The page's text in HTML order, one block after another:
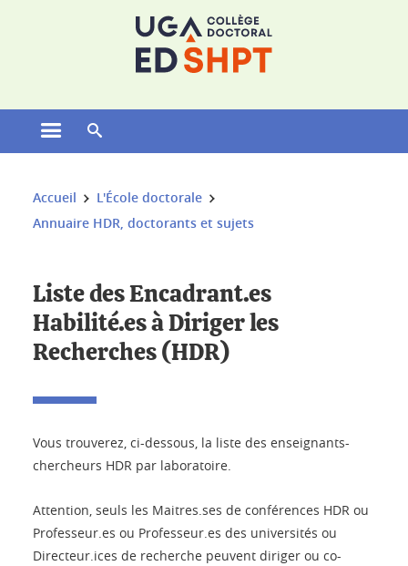
Ouvrir le menu principal
Vous êtes ici :
Accueil
L'École doctorale
Annuaire HDR, doctorants et sujets
Liste des Encadrant.es
Habilité.es à Diriger les
Recherches (HDR)
Vous trouverez, ci-dessous, la liste des enseignants-
chercheurs HDR par laboratoire.
Attention, seuls les Maitres.ses de conférences HDR ou
Professeur.es ou Professeur.es des universités ou
Directeur.ices de recherche peuvent diriger ou co-